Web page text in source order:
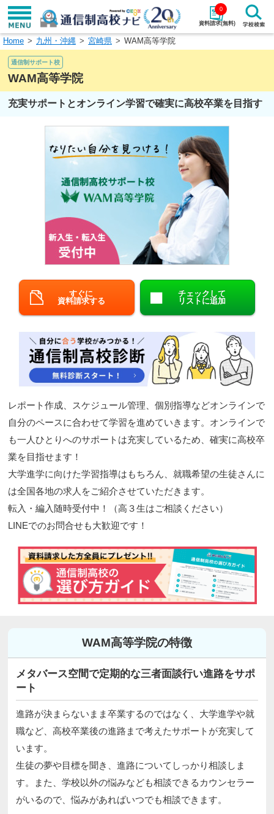
資料請求(無料)
0
学校名で探す
エリアから探す 特徴から探す
北海道・東北
北陸・甲信越
中国
九州・沖縄
閉じる
Home 九州・沖縄 宮崎県 WAM高等学院
通信制サポート校
WAM高等学院
充実サポートとオンライン学習で確実に高校卒業を目指す
すぐに
資料請求する
チェックして
リストに追加
レポート作成、スケジュール管理、個別指導などオンラインで
自分のペースに合わせて学習を進めていきます。オンラインで
も一人ひとりへのサポートは充実しているため、確実に高校卒
業を目指せます！
大学進学に向けた学習指導はもちろん、就職希望の生徒さんに
は全国各地の求人をご紹介させていただきます。
転入・編入随時受付中！（高３生はご相談ください）
LINEでのお問合せも大歓迎です！
WAM高等学院の特徴
メタバース空間で定期的な三者面談行い進路をサポ
ート
進路が決まらないまま卒業するのではなく、大学進学や就
職など、高校卒業後の進路まで考えたサポートが充実して
います。
生徒の夢や目標を聞き、進路についてしっかり相談しま
す。また、学校以外の悩みなども相談できるカウンセラー
がいるので、悩みがあればいつでも相談できます。